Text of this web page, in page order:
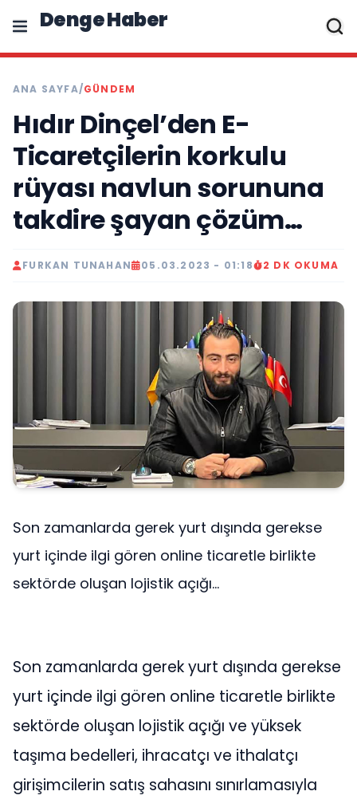
Denge Haber
ANA SAYFA/GÜNDEM
Hıdır Dinçel’den E-
Ticaretçilerin korkulu
rüyası navlun sorununa
takdire şayan çözüm…
FURKAN TUNAHAN 05.03.2023 - 01:18 2 DK OKUMA
Son zamanlarda gerek yurt dışında gerekse
yurt içinde ilgi gören online ticaretle birlikte
sektörde oluşan lojistik açığı...
Son zamanlarda gerek yurt dışında gerekse
yurt içinde ilgi gören online ticaretle birlikte
sektörde oluşan lojistik açığı ve yüksek
taşıma bedelleri, ihracatçı ve ithalatçı
girişimcilerin satış sahasını sınırlamasıyla